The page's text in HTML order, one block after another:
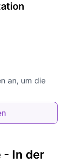
an, um die
- In der